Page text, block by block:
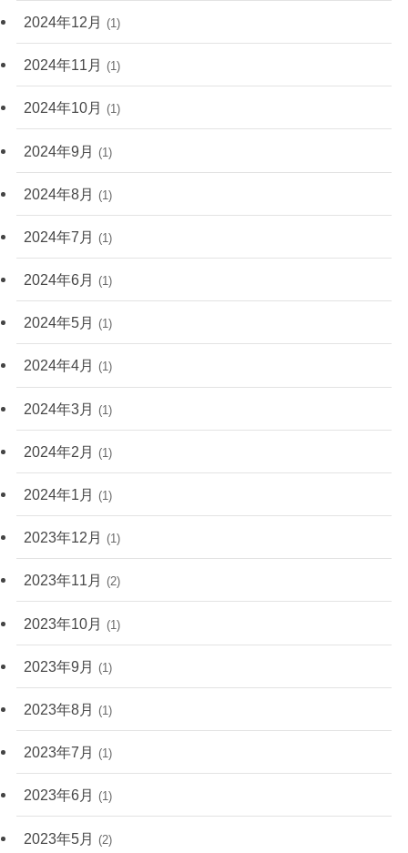
2024年12月 (1)
2024年11月 (1)
2024年10月 (1)
2024年9月 (1)
2024年8月 (1)
2024年7月 (1)
2024年6月 (1)
2024年5月 (1)
2024年4月 (1)
2024年3月 (1)
2024年2月 (1)
2024年1月 (1)
2023年12月 (1)
2023年11月 (2)
2023年10月 (1)
2023年9月 (1)
2023年8月 (1)
2023年7月 (1)
2023年6月 (1)
2023年5月 (2)